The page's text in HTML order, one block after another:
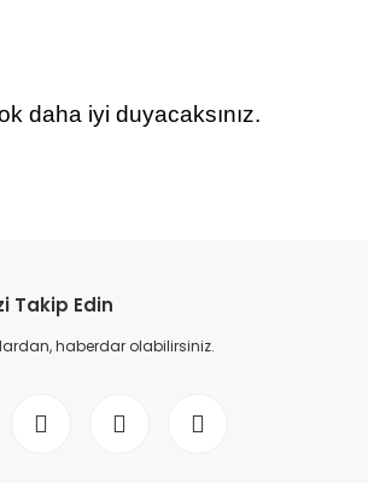
daha iyi duyacaksınız.
Takip Edin
haberdar olabilirsiniz.